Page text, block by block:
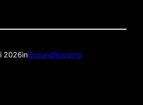
2026inGroundhopping